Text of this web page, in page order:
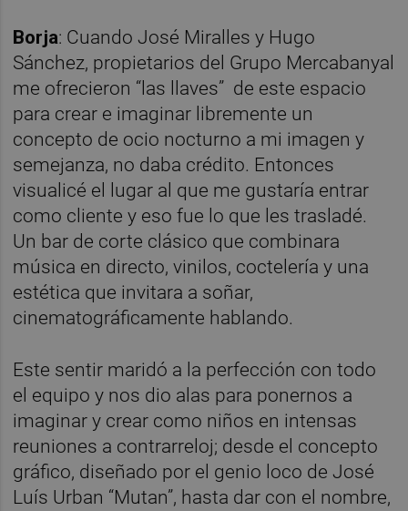
Borja: Cuando José Miralles y Hugo
Sánchez, propietarios del Grupo Mercabanyal
me ofrecieron “las llaves” de este espacio
para crear e imaginar libremente un
concepto de ocio nocturno a mi imagen y
semejanza, no daba crédito. Entonces
visualicé el lugar al que me gustaría entrar
como cliente y eso fue lo que les trasladé.
Un bar de corte clásico que combinara
música en directo, vinilos, coctelería y una
estética que invitara a soñar,
cinematográficamente hablando.
Este sentir maridó a la perfección con todo
el equipo y nos dio alas para ponernos a
imaginar y crear como niños en intensas
reuniones a contrarreloj; desde el concepto
gráfico, diseñado por el genio loco de José
Luís Urban “Mutan”, hasta dar con el nombre,